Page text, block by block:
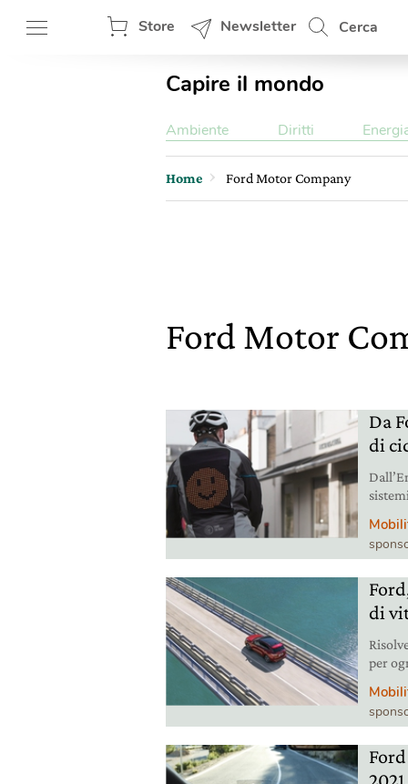
Store Newsletter Cerca
Capire il mondo
Ambiente Diritti
Home Ford Motor Company
Ford Motor
Da
di
di
per